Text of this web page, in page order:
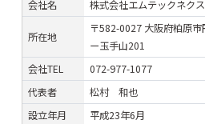
会社名 株式会社エムテックネク
所在地
〒582-0027 大阪府柏原
ー玉手山201
会社TEL
072-977-1077
代表者
松村 和也
設立年月
平成23年6月